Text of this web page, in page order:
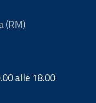
(RM)
alle 18.00